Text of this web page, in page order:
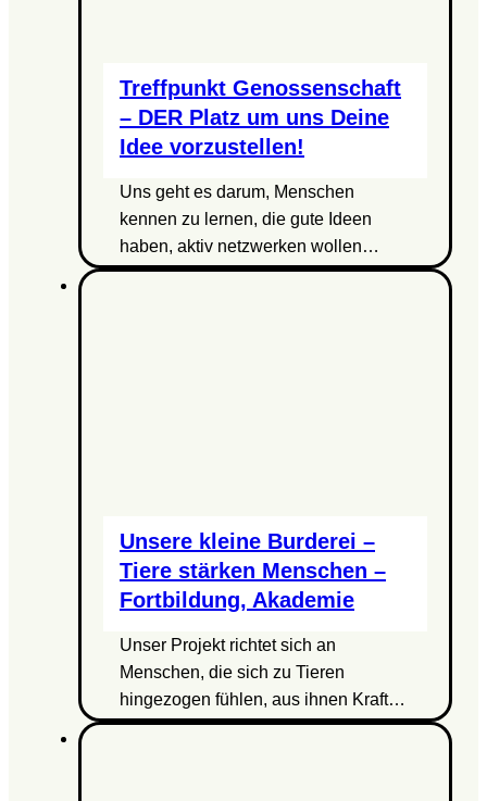
Treffpunkt Genossenschaft
– DER Platz um uns Deine
Idee vorzustellen!
Uns geht es darum, Menschen
kennen zu lernen, die gute Ideen
haben, aktiv netzwerken wollen…
Unsere kleine Burderei –
Tiere stärken Menschen –
Fortbildung, Akademie
Unser Projekt richtet sich an
Menschen, die sich zu Tieren
hingezogen fühlen, aus ihnen Kraft…